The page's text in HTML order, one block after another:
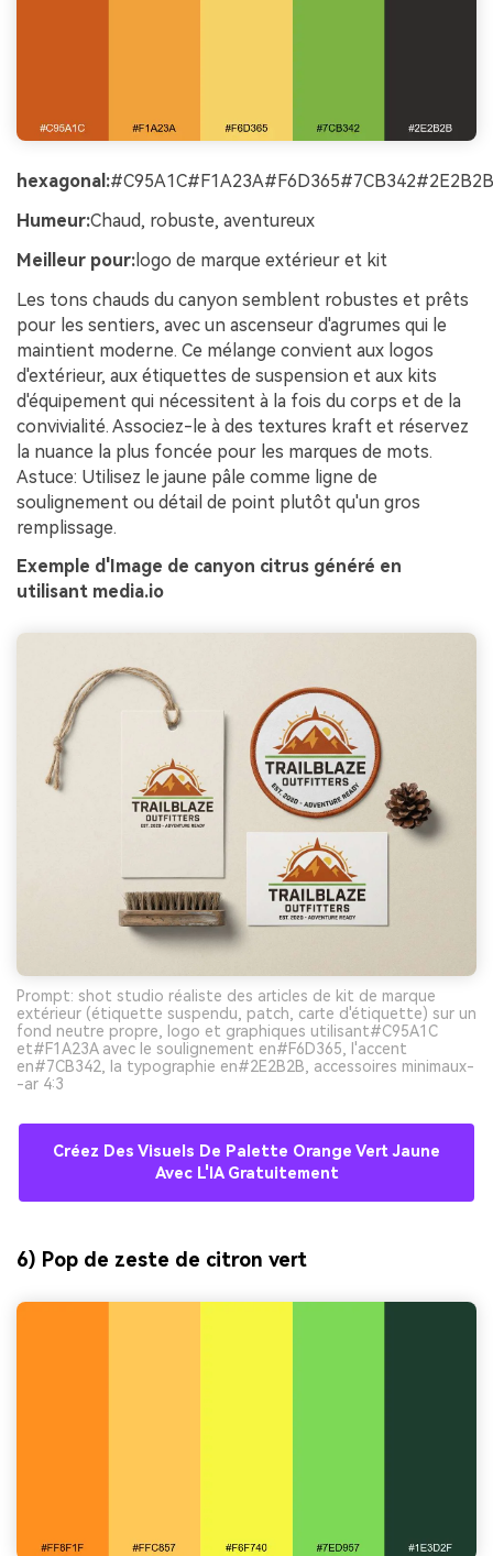
hexagonal:#C95A1C#F1A23A#F6D365#7CB342#2E2B2B
Humeur:Chaud, robuste, aventureux
Meilleur pour: logo de marque extérieur et kit
Les tons chauds du canyon semblent robustes et prêts
pour les sentiers, avec un ascenseur d'agrumes qui le
maintient moderne. Ce mélange convient aux logos
d'extérieur, aux étiquettes de suspension et aux kits
d'équipement qui nécessitent à la fois du corps et de la
convivialité. Associez-le à des textures kraft et réservez
la nuance la plus foncée pour les marques de mots.
Astuce: Utilisez le jaune pâle comme ligne de
soulignement ou détail de point plutôt qu'un gros
remplissage.
Exemple d'Image de canyon citrus généré en
utilisant media.io
Prompt: shot studio réaliste des articles de kit de marque
extérieur (étiquette suspendu, patch, carte d'étiquette) sur un
fond neutre propre, logo et graphiques utilisant#C95A1C
et#F1A23A avec le soulignement en#F6D365, l'accent
en#7CB342, la typographie en#2E2B2B, accessoires minimaux-
-ar 4:3
Créez Des Visuels De Palette Orange Vert Jaune
Avec L'IA Gratuitement
6) Pop de zeste de citron vert